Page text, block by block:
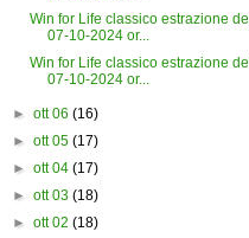
Win for Life classico estrazione del
07-10-2024 or...
Win for Life classico estrazione del
07-10-2024 or...
► ott 06 (16)
► ott 05 (17)
► ott 04 (17)
► ott 03 (18)
► ott 02 (18)